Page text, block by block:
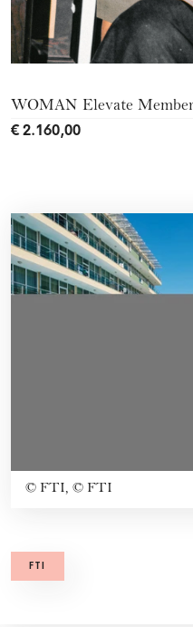
WOMAN Elevate
€ 2.160,00
© FTI, © FTI
FTI